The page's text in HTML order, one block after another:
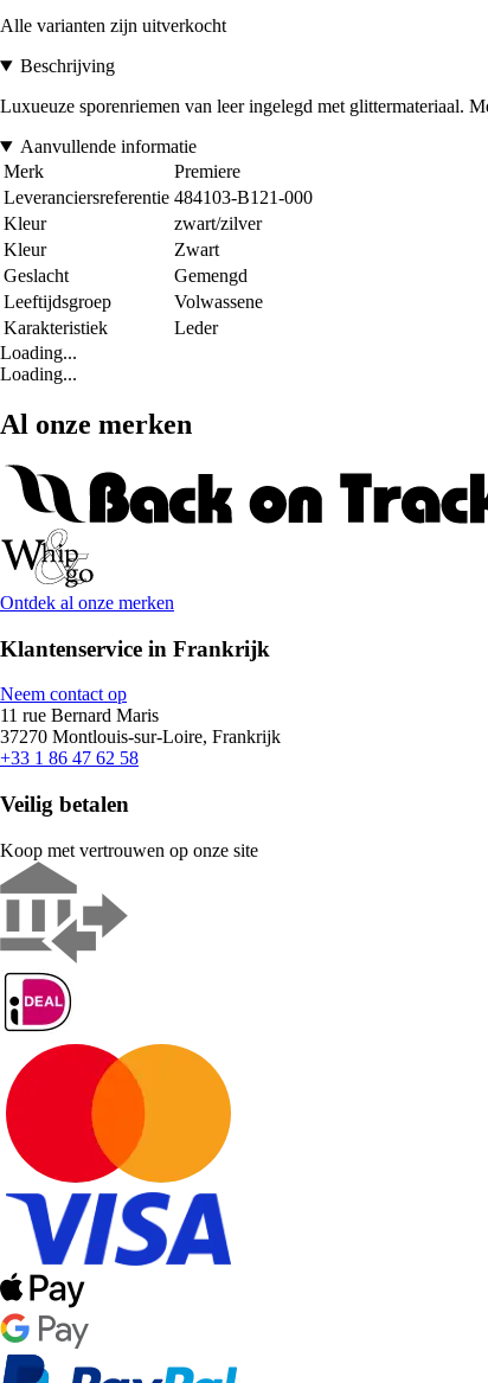
Alle varianten zijn uitverkocht
Beschrijving
Luxueuze sporenriemen van leer ingelegd met glittermateriaal.
Aanvullende informatie
Merk
Premiere
Leveranciersreferentie 484103-B121-000
Kleur
zwart/zilver
Kleur
Zwart
Geslacht
Gemengd
Leeftijdsgroep
Volwassene
Karakteristiek
Leder
Loading...
Loading...
Al onze merken
Ontdek al onze merken
Klantenservice in Frankrijk
Neem contact op
11 rue Bernard Maris
37270 Montlouis-sur-Loire, Frankrijk
+33 1 86 47 62 58
Veilig betalen
Koop met vertrouwen op onze site